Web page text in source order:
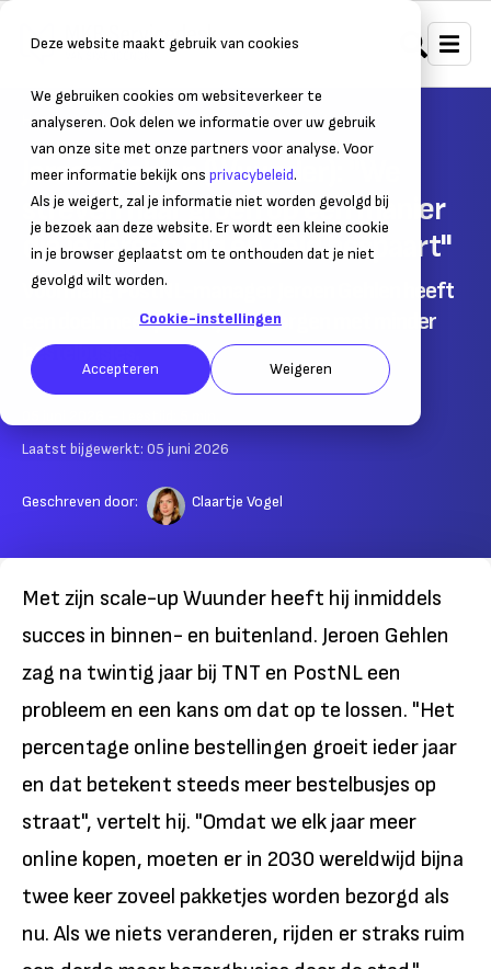
Deze website maakt gebruik van cookies
We gebruiken cookies om websiteverkeer te
analyseren. Ook delen we informatie over uw gebruik
van onze site met onze partners voor analyse. Voor
meer informatie bekijk ons privacybeleid.
Als je weigert, zal je informatie niet worden gevolgd bij
je bezoek aan deze website. Er wordt een kleine cookie
in je browser geplaatst om te onthouden dat je niet
gevolgd wilt worden.
Cookie-instellingen
Accepteren Weigeren
Home Nieuws Ondernemers in beeld
Jeroen Gehlen (Wuunder): "We
streven naar groen op een manier
die iedereen tijd en geld bespaart"
Voormalig PostNL-manager Jeroen Gehlen heeft
een doel: meer pakketjes bezorgen met minder
bestelbusjes.
Laatst bijgewerkt: 05 juni 2026
Geschreven door: Claartje Vogel
Met zijn scale-up Wuunder heeft hij inmiddels
succes in binnen- en buitenland. Jeroen Gehlen
zag na twintig jaar bij TNT en PostNL een
probleem en een kans om dat op te lossen. "Het
percentage online bestellingen groeit ieder jaar
en dat betekent steeds meer bestelbusjes op
straat", vertelt hij. "Omdat we elk jaar meer
online kopen, moeten er in 2030 wereldwijd bijna
twee keer zoveel pakketjes worden bezorgd als
nu. Als we niets veranderen, rijden er straks ruim